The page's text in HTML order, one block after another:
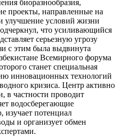
биоразнообразия,
проекты, направленные на
улучшение условий жизни
что усиливающийся
серьезную угрозу
с этим была выдвинута
Всемирного форума
станет специальная
инновационных технологий
кризиса. Центр активно
в частности проводит
водосберегающие
изучает потенциал
и организует обмен